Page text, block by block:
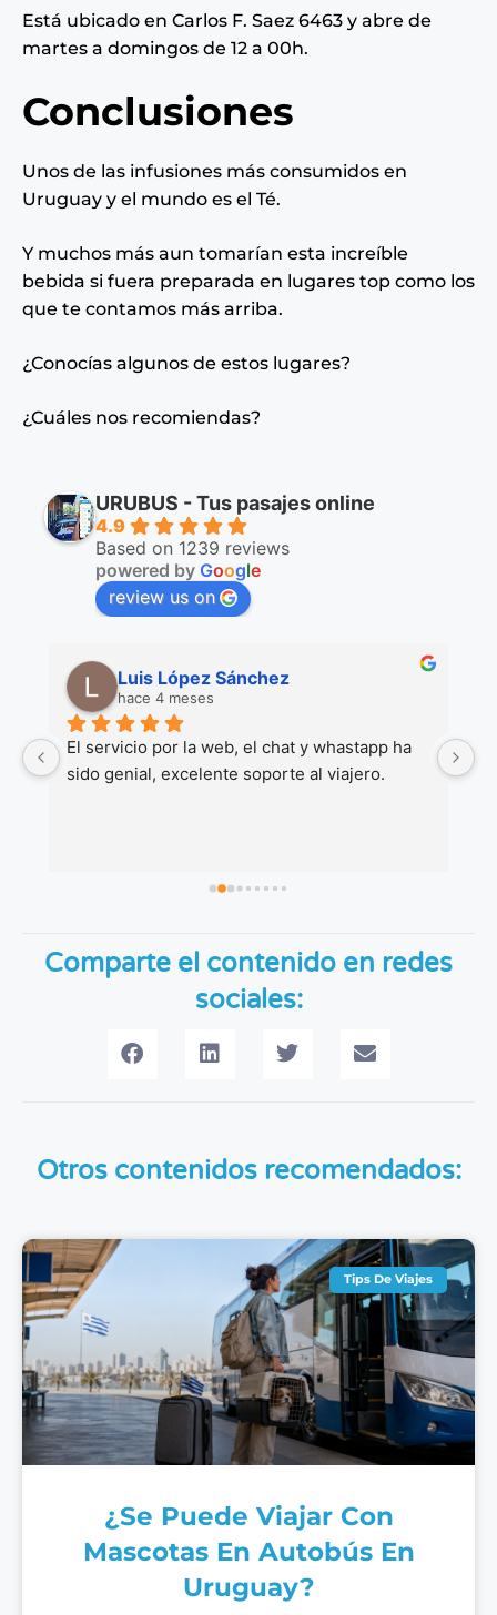
Está ubicado en Carlos F. Saez 6463 y abre de
martes a domingos de 12 a 00h.
Conclusiones
Unos de las infusiones más consumidos en
Uruguay y el mundo es el Té.
Y muchos más aun tomarían esta increíble
bebida si fuera preparada en lugares top como los
que te contamos más arriba.
¿Conocías algunos de estos lugares?
¿Cuáles nos recomiendas?
URUBUS - Tus pasajes online
4.9
Based on 1239 reviews
powered by Google
review us on
Luis López Sánchez
hace 4 meses
El servicio por la web, el chat y whastapp ha
sido genial, excelente soporte al viajero.
Comparte el contenido en redes
sociales:
Otros contenidos recomendados:
Tips De Viajes
¿Se Puede Viajar Con
Mascotas En Autobús En
Uruguay?